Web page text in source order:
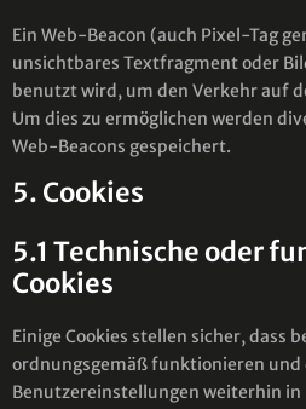
Ein Web-Beacon (auch Pixel-Tag
unsichtbares Textfragment oder
benutzt wird, um den Verkehr auf
Um dies zu ermöglichen werden
Web-Beacons gespeichert.
5. Cookies
5.1 Technische oder
Cookies
Einige Cookies stellen sicher, dass
ordnungsgemäß funktionieren und
Benutzereinstellungen weiterhin in